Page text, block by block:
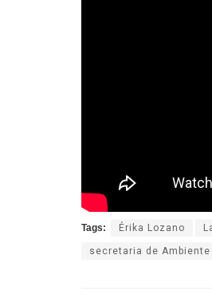
Tags: Érika Lozano
secretaria de